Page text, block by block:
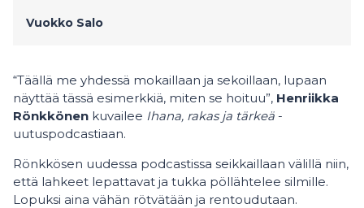
Vuokko Salo
“Täällä me yhdessä mokaillaan ja sekoillaan, lupaan
näyttää tässä esimerkkiä, miten se hoituu”, Henriikka
Rönkkönen kuvailee Ihana, rakas ja tärkeä -
uutuspodcastiaan.
Rönkkösen uudessa podcastissa seikkaillaan välillä niin,
että lahkeet lepattavat ja tukka pöllähtelee silmille.
Lopuksi aina vähän rötvätään ja rentoudutaan.